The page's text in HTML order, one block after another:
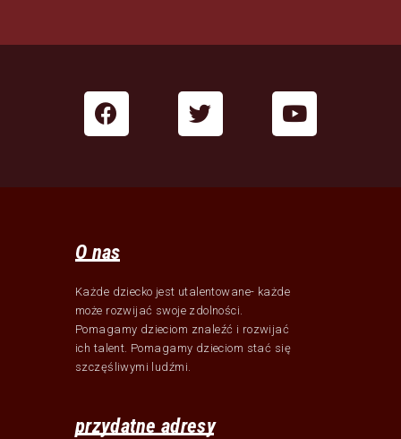
O nas
Każde dziecko jest utalentowane- każde
może rozwijać swoje zdolności.
Pomagamy dzieciom znaleźć i rozwijać
ich talent. Pomagamy dzieciom stać się
szczęśliwymi ludźmi.
przydatne adresy